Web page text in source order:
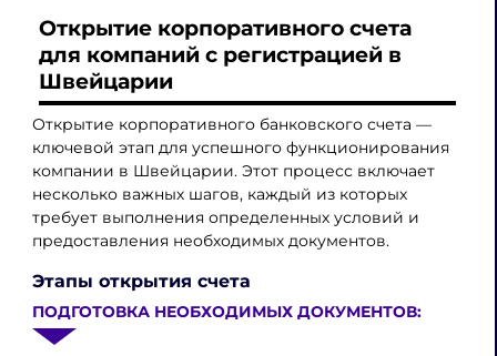
Открытие корпоративного счета
для компаний с регистрацией в
Швейцарии
Открытие корпоративного банковского счета —
ключевой этап для успешного функционирования
компании в Швейцарии. Этот процесс включает
несколько важных шагов, каждый из которых
требует выполнения определенных условий и
предоставления необходимых документов.
Этапы открытия счета
ПОДГОТОВКА НЕОБХОДИМЫХ ДОКУМЕНТОВ: